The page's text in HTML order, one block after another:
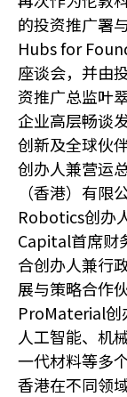
的投资推广署
Hubs for
座谈会，并由
资推广总监叶
企业高层畅谈
创新及全球伙
创办人兼营运
（香港）有
Robotics创办
Capital首席财
合创办人兼行
展与策略合作
ProMaterial创
人工智能、机
一代材料等多
香港在不同领